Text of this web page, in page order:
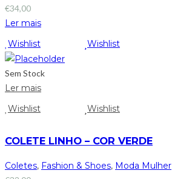
€34,00
Ler mais
Wishlist
Wishlist
Sem Stock
Ler mais
Wishlist
Wishlist
COLETE LINHO – COR VERDE
Coletes, Fashion & Shoes, Moda Mulher